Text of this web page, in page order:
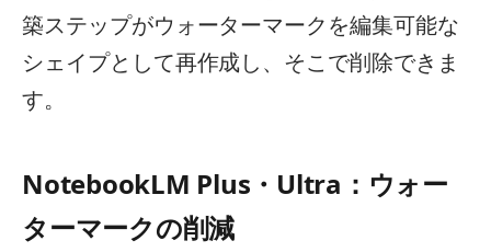
築ステップがウォーターマークを編集可能な
シェイプとして再作成し、そこで削除できま
す。
NotebookLM Plus・Ultra：ウォー
ターマークの削減